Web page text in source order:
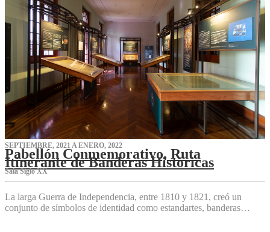
SEPTIEMBRE, 2021 A ENERO, 2022
Pabellón Conmemorativo, Ruta
Itinerante de Banderas Históricas
Sala Siglo XX
La larga Guerra de Independencia, entre 1810 y 1821, creó un
conjunto de símbolos de identidad como estandartes, banderas…